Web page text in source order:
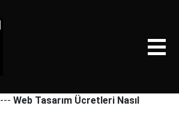
--- Web Tasarım Ücretleri Nasıl